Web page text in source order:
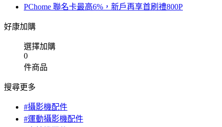
PChome 聯名卡最高6%，新戶再享首刷禮800P
好康加購
選擇加購
0
件商品
搜尋更多
#攝影機配件
#運動攝影機配件